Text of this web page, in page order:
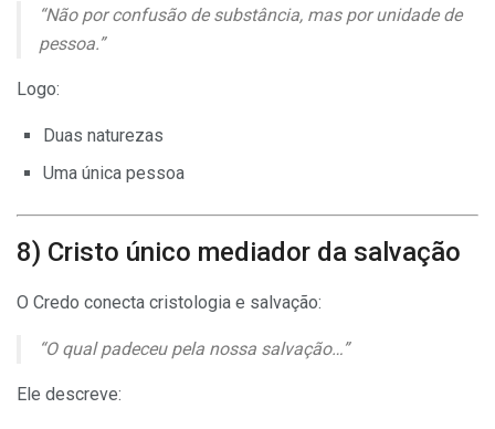
“Não por confusão de substância, mas por unidade de
pessoa.”
Logo:
Duas naturezas
Uma única pessoa
8) Cristo único mediador da salvação
O Credo conecta cristologia e salvação:
“O qual padeceu pela nossa salvação…”
Ele descreve: